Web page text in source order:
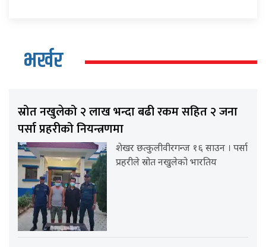
भर्खर
स्रोत नखुलेको २ लाख भन्दा बढी रकम सहित २ जना
पर्सा प्रहरीको नियन्त्रणमा
शेखर छत्कुलीवीरगन्ज १६ साउन । पर्सा
प्रहरीले स्रोत नखुलेको भारतिय